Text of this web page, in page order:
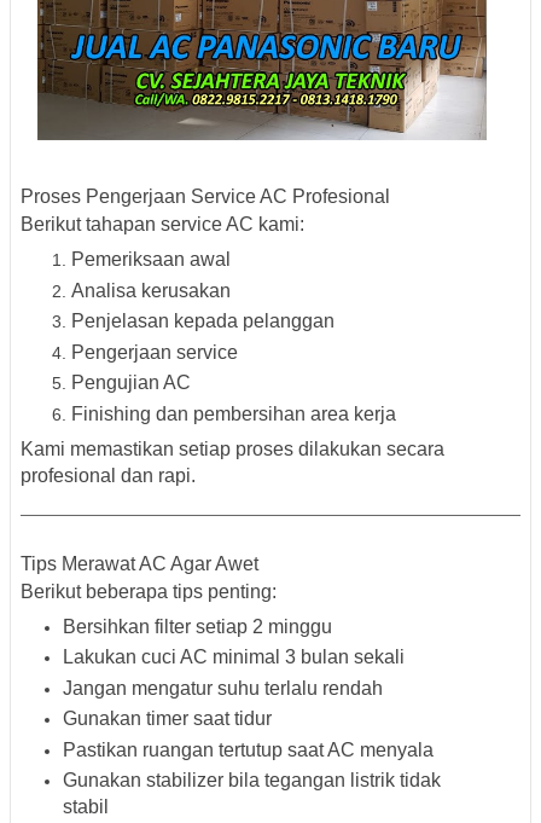
Proses Pengerjaan Service AC Profesional
Berikut tahapan service AC kami:
Pemeriksaan awal
Analisa kerusakan
Penjelasan kepada pelanggan
Pengerjaan service
Pengujian AC
Finishing dan pembersihan area kerja
Kami memastikan setiap proses dilakukan secara
profesional dan rapi.
Tips Merawat AC Agar Awet
Berikut beberapa tips penting:
Bersihkan filter setiap 2 minggu
Lakukan cuci AC minimal 3 bulan sekali
Jangan mengatur suhu terlalu rendah
Gunakan timer saat tidur
Pastikan ruangan tertutup saat AC menyala
Gunakan stabilizer bila tegangan listrik tidak
stabil